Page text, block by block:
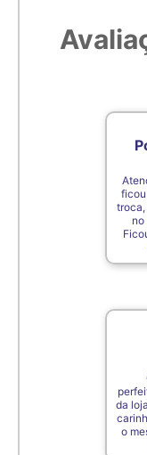
6,8cm
7,1cm
7,5cm
ficou
da
o